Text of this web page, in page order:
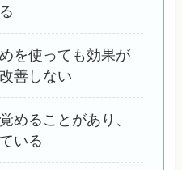
を使っても効果が
善しない
めることがあり、
いる